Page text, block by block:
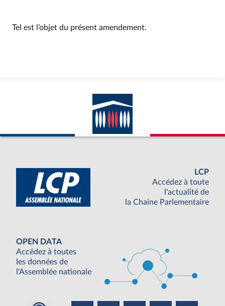
Tel est l’objet du présent amendement.
LCP
Accédez à toute
l'actualité de
la Chaine Parlementaire
OPEN DATA
Accédez à toutes
les données de
l'Assemblée nationale